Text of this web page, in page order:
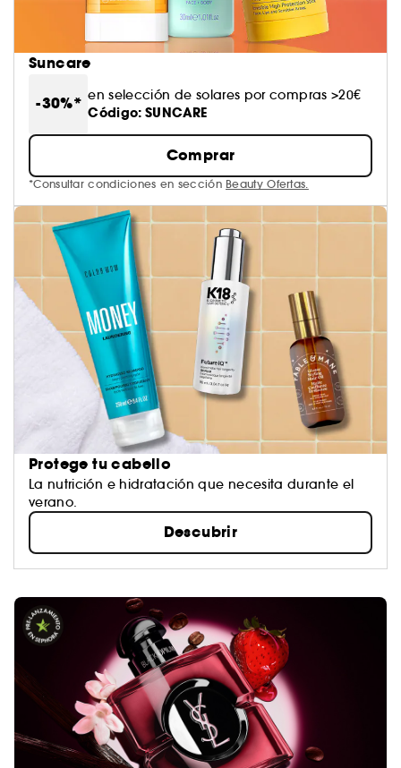
Suncare
-30%* en selección de solares por compras >20€
Código: SUNCARE
Comprar
*Consultar condiciones en sección Beauty Ofertas.
Protege tu cabello
La nutrición e hidratación que necesita durante el
verano.​
Descubrir